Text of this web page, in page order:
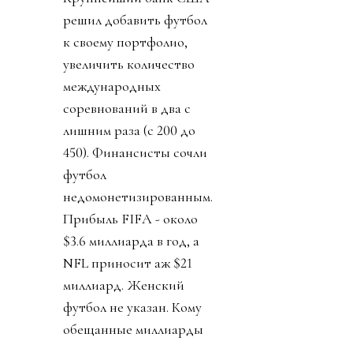
решил добавить футбол
к своему портфолио,
увеличить количество
международных
соревнований в два с
лишним раза (с 200 до
450). Финансисты сочли
футбол
недомонетизированным.
Прибыль FIFA - около
$3.6 миллиарда в год, а
NFL приносит аж $21
миллиард. Женский
футбол не указан. Кому
обещанные миллиарды